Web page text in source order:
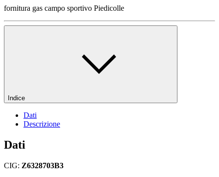
fornitura gas campo sportivo Piedicolle
Indice
Dati
Descrizione
Dati
CIG: Z6328703B3